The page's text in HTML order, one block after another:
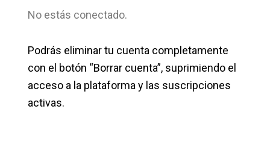
No estás conectado.
Podrás eliminar tu cuenta completamente
con el botón “Borrar cuenta”, suprimiendo el
acceso a la plataforma y las suscripciones
activas.